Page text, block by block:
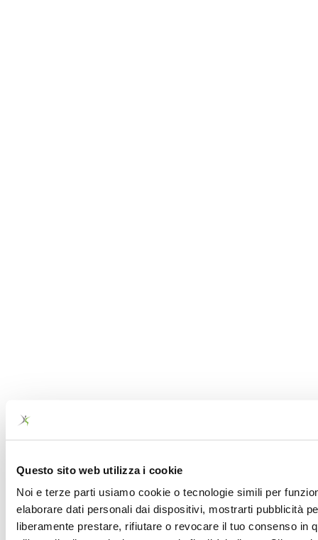
Questo sito web utilizza i cookie
Noi e terze parti usiamo cookie o tecnologie simili per
elaborare dati personali dai dispositivi, mostrarti pubblicità
liberamente prestare, rifiutare o revocare il tuo consenso